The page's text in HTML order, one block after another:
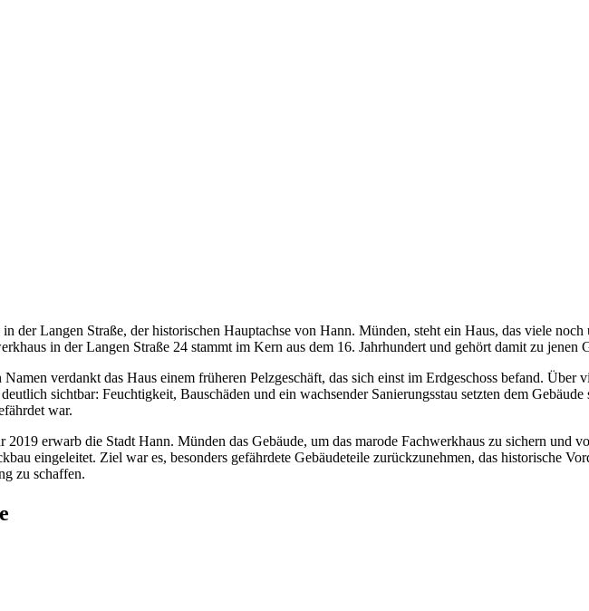
der Langen Straße, der historischen Hauptachse von Hann. Münden, steht ein Haus, das viele
in derLangen Straße 24stammt im Kern aus dem 16. Jahrhundertund gehört damit zu jenen
Namen verdankt das Haus einem früheren Pelzgeschäft, das sich einst im Erdgeschoss befand. Über
sichtbar: Feuchtigkeit, Bauschäden und ein wachsender Sanierungsstau setzten dem
war.
2019erwarb die Stadt Hann. Münden das Gebäude, um das marode Fachwerkhaus zu sichern und
eingeleitet. Ziel war es, besonders gefährdete Gebäudeteile zurückzunehmen, das historische
zu schaffen.